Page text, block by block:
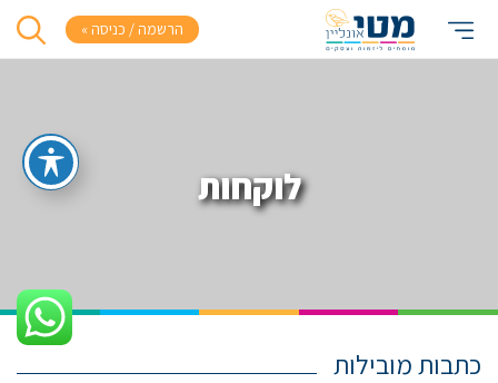
הרשמה / כניסה »
לוקחות
כתבות מובילות